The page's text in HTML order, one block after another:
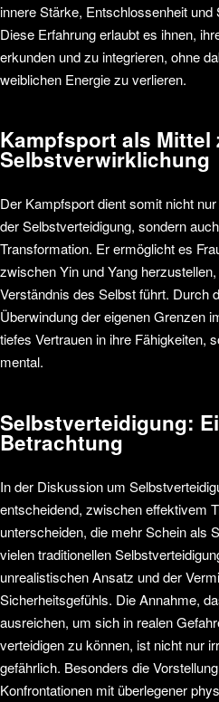
innere Stärke, Entschlossenheit
Diese Erfahrung erlaubt es ihnen,
erkunden und zu integrieren, ohne
weiblichen Energie zu verlieren.
Kampfsport als Mittel
Selbstverwirklichung
Der Kampfsport dient somit nicht
der Selbstverteidigung, sondern
Transformation. Er ermöglicht es
zwischen Yin und Yang
Verständnis des Selbst führt. Durch
Überwindung der eigenen Grenzen
tiefes Vertrauen in ihre Fähigkeiten,
mental.
Selbstverteidigung:
Betrachtung
In der Diskussion um
entscheidend, zwischen effektivem
unterscheiden, die mehr Schein als
vielen traditionellen
unrealistischen Ansatz und der
Sicherheitsgefühls. Die Annahme,
ausreichen, um sich in realen
verteidigen zu können, ist nicht nur
gefährlich. Besonders die
Konfrontationen mit überlegener